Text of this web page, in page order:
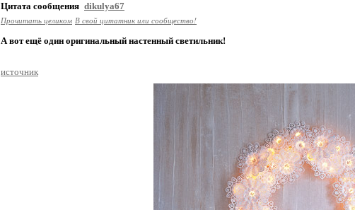
Цитата сообщения dikulya67
Прочитать целиком В свой цитатник или сообщество!
А вот ещё один оригинальный настенный светильник!
источник